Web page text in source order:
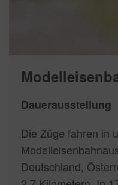
Dauerausstellung
Die Züge fahren in
Deutschland,